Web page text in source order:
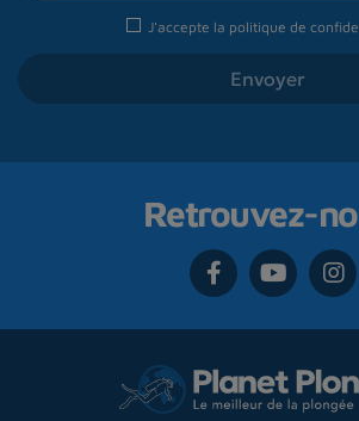
J'accepte la politique de
Retrouvez-